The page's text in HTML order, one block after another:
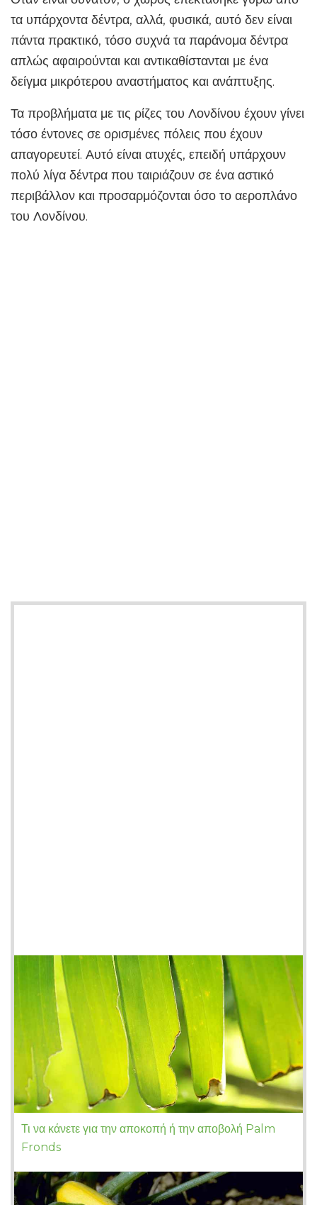
τα υπάρχοντα δέντρα, αλλά, φυσικά, αυτό δεν είναι
πάντα πρακτικό, τόσο συχνά τα παράνομα δέντρα
απλώς αφαιρούνται και αντικαθίστανται με ένα
δείγμα μικρότερου αναστήματος και ανάπτυξης.
Τα προβλήματα με τις ρίζες του Λονδίνου έχουν γίνει
τόσο έντονες σε ορισμένες πόλεις που έχουν
απαγορευτεί. Αυτό είναι ατυχές, επειδή υπάρχουν
πολύ λίγα δέντρα που ταιριάζουν σε ένα αστικό
περιβάλλον και προσαρμόζονται όσο το αεροπλάνο
του Λονδίνου.
Τι να κάνετε για την αποκοπή ή την αποβολή Palm
Fronds